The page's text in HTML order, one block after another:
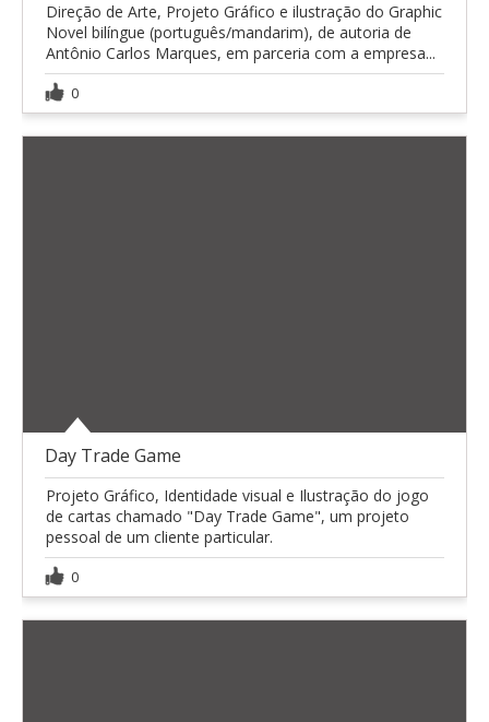
Direção de Arte, Projeto Gráfico e ilustração do Graphic
Novel bilíngue (português/mandarim), de autoria de
Antônio Carlos Marques, em parceria com a empresa...
0
Day Trade Game
Projeto Gráfico, Identidade visual e Ilustração do jogo
de cartas chamado "Day Trade Game", um projeto
pessoal de um cliente particular.
0